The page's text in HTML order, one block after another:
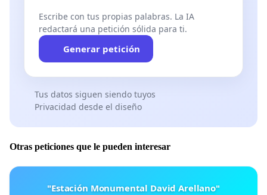
Escribe con tus propias palabras. La IA
redactará una petición sólida para ti.
Generar petición
Tus datos siguen siendo tuyos
Privacidad desde el diseño
Otras peticiones que le pueden interesar
"Estación Monumental David Arellano"